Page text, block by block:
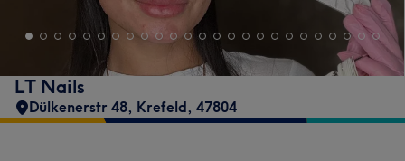
LT Nails
Dülkenerstr 48, Krefeld, 47804